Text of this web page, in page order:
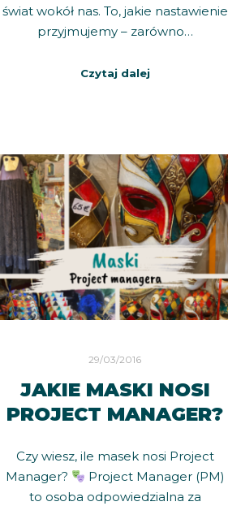
świat wokół nas. To, jakie nastawienie
przyjmujemy – zarówno…
Czytaj dalej
29/03/2016
JAKIE MASKI NOSI
PROJECT MANAGER?
Czy wiesz, ile masek nosi Project
Manager?
Project Manager (PM)
to osoba odpowiedzialna za